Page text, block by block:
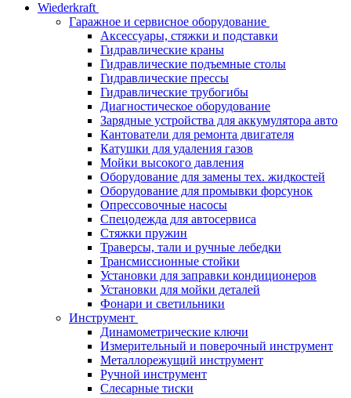
Wiederkraft
Гаражное и сервисное оборудование
Аксессуары, стяжки и подставки
Гидравлические краны
Гидравлические подъемные столы
Гидравлические прессы
Гидравлические трубогибы
Диагностическое оборудование
Зарядные устройства для аккумулятора авто
Кантователи для ремонта двигателя
Катушки для удаления газов
Мойки высокого давления
Оборудование для замены тех. жидкостей
Оборудование для промывки форсунок
Опрессовочные насосы
Спецодежда для автосервиса
Стяжки пружин
Траверсы, тали и ручные лебедки
Трансмиссионные стойки
Установки для заправки кондиционеров
Установки для мойки деталей
Фонари и светильники
Инструмент
Динамометрические ключи
Измерительный и поверочный инструмент
Металлорежущий инструмент
Ручной инструмент
Слесарные тиски